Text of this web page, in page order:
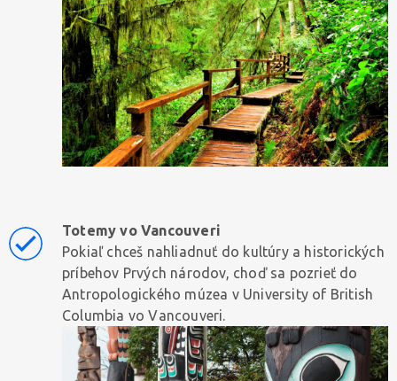
Totemy vo Vancouveri
Pokiaľ chceš nahliadnuť do kultúry a historických
príbehov Prvých národov, choď sa pozrieť do
Antropologického múzea v University of British
Columbia vo Vancouveri.